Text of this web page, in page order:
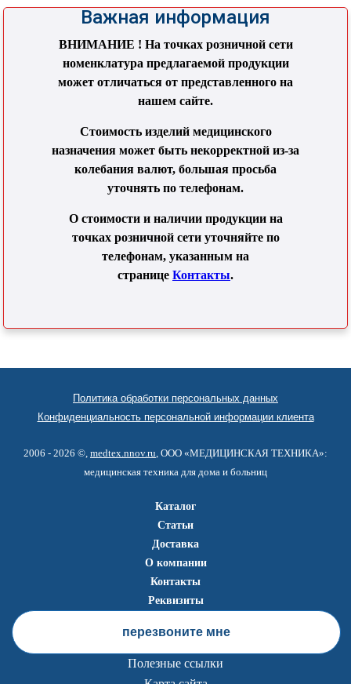
Важная информация
ВНИМАНИЕ ! На точках розничной сети
номенклатура предлагаемой продукции
может отличаться от представленного на
нашем сайте.
Стоимость изделий медицинского
назначения может быть некорректной из-за
колебания валют, большая просьба
уточнять по телефонам.
О стоимости и наличии продукции на
точках розничной сети уточняйте по
телефонам, указанным на
странице Контакты.
Политика обработки персональных данных
Конфиденциальность персональной информации клиента
2006 - 2026 ©, medtex.nnov.ru , ООО «МЕДИЦИНСКАЯ ТЕХНИКА»:
медицинская техника для дома и больниц
Каталог
Статьи
Доставка
О компании
Контакты
Реквизиты
перезвоните мне
Полезные ссылки